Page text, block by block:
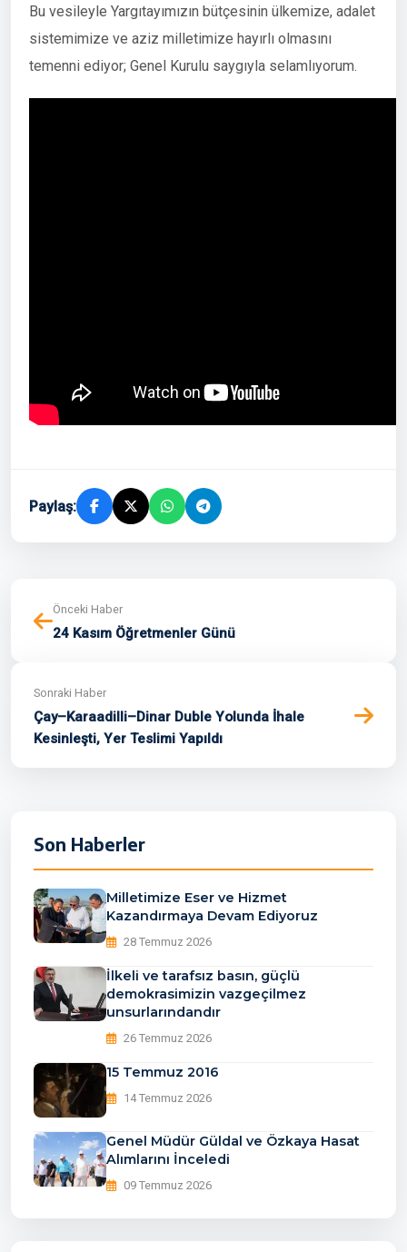
Bu vesileyle Yargıtayımızın bütçesinin ülkemize, adalet
sistemimize ve aziz milletimize hayırlı olmasını
temenni ediyor; Genel Kurulu saygıyla selamlıyorum.
Paylaş:
Önceki Haber
24 Kasım Öğretmenler Günü
Sonraki Haber
Çay–Karaadilli–Dinar Duble Yolunda İhale
Kesinleşti, Yer Teslimi Yapıldı
Son Haberler
Milletimize Eser ve Hizmet
Kazandırmaya Devam Ediyoruz
28 Temmuz 2026
İlkeli ve tarafsız basın, güçlü
demokrasimizin vazgeçilmez
unsurlarındandır
26 Temmuz 2026
15 Temmuz 2016
14 Temmuz 2026
Genel Müdür Güldal ve Özkaya Hasat
Alımlarını İnceledi
09 Temmuz 2026